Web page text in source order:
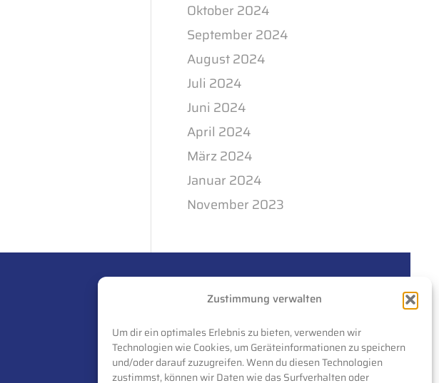
Zustimmung verwalten
Um dir ein optimales Erlebnis zu bieten, verwenden wir
Technologien wie Cookies, um Geräteinformationen zu speichern
und/oder darauf zuzugreifen. Wenn du diesen Technologien
zustimmst, können wir Daten wie das Surfverhalten oder
Oktober 2024
September 2024
August 2024
Juli 2024
Juni 2024
April 2024
März 2024
Januar 2024
November 2023